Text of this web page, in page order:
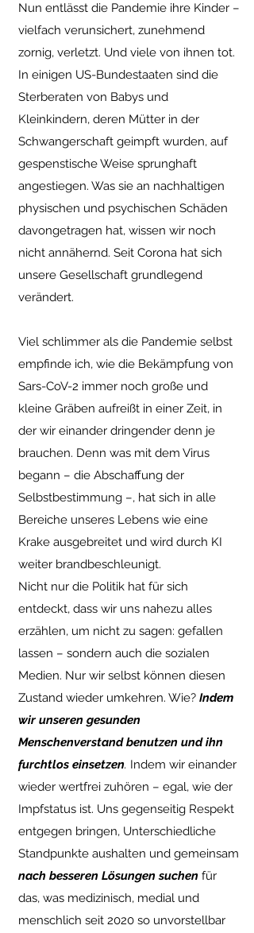
Nun entlässt die Pandemie ihre Kinder –
vielfach verunsichert, zunehmend
zornig, verletzt. Und viele von ihnen tot.
In einigen US-Bundestaaten sind die
Sterberaten von Babys und
Kleinkindern, deren Mütter in der
Schwangerschaft geimpft wurden, auf
gespenstische Weise sprunghaft
angestiegen. Was sie an nachhaltigen
physischen und psychischen Schäden
davongetragen hat, wissen wir noch
nicht annähernd. Seit Corona hat sich
unsere Gesellschaft grundlegend
verändert.
Viel schlimmer als die Pandemie selbst
empfinde ich, wie die Bekämpfung von
Sars-CoV-2 immer noch große und
kleine Gräben aufreißt in einer Zeit, in
der wir einander dringender denn je
brauchen. Denn was mit dem Virus
begann – die Abschaffung der
Selbstbestimmung –, hat sich in alle
Bereiche unseres Lebens wie eine
Krake ausgebreitet und wird durch KI
weiter brandbeschleunigt.
Nicht nur die Politik hat für sich
entdeckt, dass wir uns nahezu alles
erzählen, um nicht zu sagen: gefallen
lassen – sondern auch die sozialen
Medien. Nur wir selbst können diesen
Zustand wieder umkehren. Wie? Indem
wir unseren gesunden
Menschenverstand benutzen und ihn
furchtlos einsetzen. Indem wir einander
wieder wertfrei zuhören – egal, wie der
Impfstatus ist. Uns gegenseitig Respekt
entgegen bringen, Unterschiedliche
Standpunkte aushalten und gemeinsam
nach besseren Lösungen suchen für
das, was medizinisch, medial und
menschlich seit 2020 so unvorstellbar